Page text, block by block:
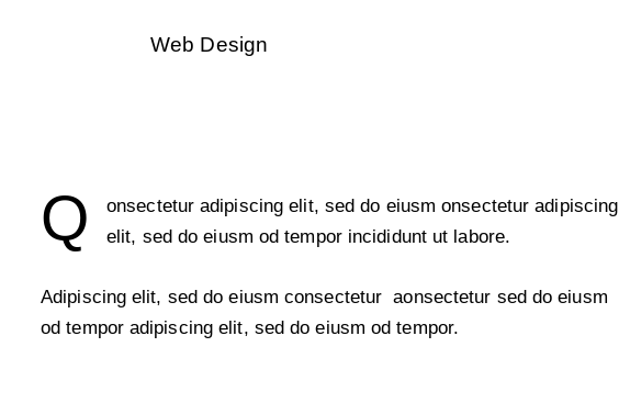
Web Design
Q
onsectetur adipiscing elit, sed do eiusm onsectetur adipiscing
elit, sed do eiusm od tempor incididunt ut labore.
Adipiscing elit, sed do eiusm consectetur aonsectetur sed do eiusm
od tempor adipiscing elit, sed do eiusm od tempor.